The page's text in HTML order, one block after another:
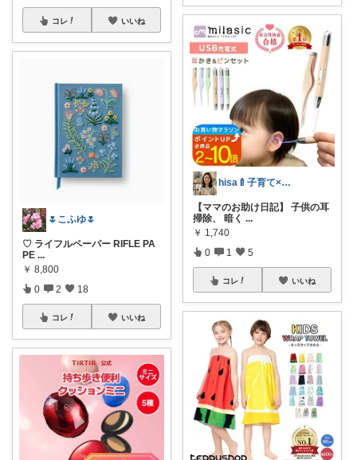
コレ いいね
🌷こふゆ🌷
♡ ライフルペーパー RIFLE PA
PE ...
￥ 8,800
0 2 18
コレ いいね
hisa🍼子育て×大人可愛いお気に入り
【ママのお助け日記】 子供の耳
掃除、 暗く ...
￥ 1,740
0 1 5
コレ いいね